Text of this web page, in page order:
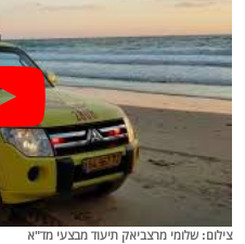
צילום: שלומי מרצביאק תיעוד מבצעי מד"א